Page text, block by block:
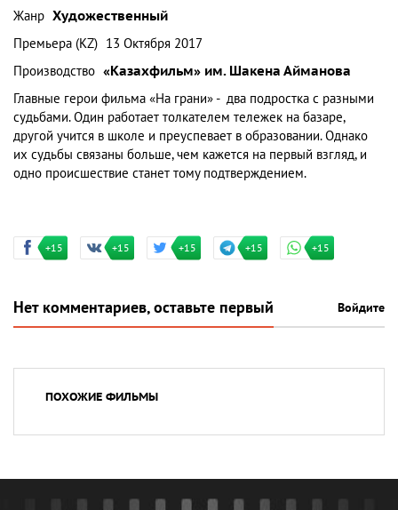
Жанр Художественный
Премьера (KZ) 13 Октября 2017
Производство «Казахфильм» им. Шакена Айманова
Главные герои фильма «На грани» - два подростка с разными
судьбами. Один работает толкателем тележек на базаре,
другой учится в школе и преуспевает в образовании. Однако
их судьбы связаны больше, чем кажется на первый взгляд, и
одно происшествие станет тому подтверждением.
+15 +15 +15 +15 +15
Нет комментариев, оставьте первый Войдите
ПОХОЖИЕ ФИЛЬМЫ